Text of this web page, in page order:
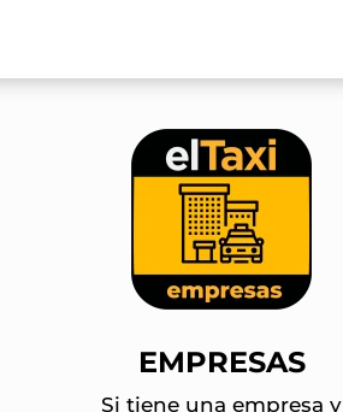
EMPRESAS
Si tiene una empresa y